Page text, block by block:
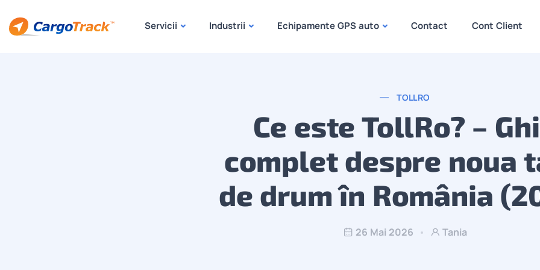
Servicii Industrii Echipamente GPS auto Contact Cont Client
TOLLRO
Ce este TollRo? –
complet despre noua
de drum în România
26 Mai 2026 Tania